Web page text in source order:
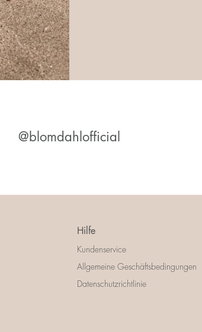
@blomdahlofficial
Hilfe
Kundenservice
Allgemeine Geschäftsbedingungen
Datenschutzrichtlinie